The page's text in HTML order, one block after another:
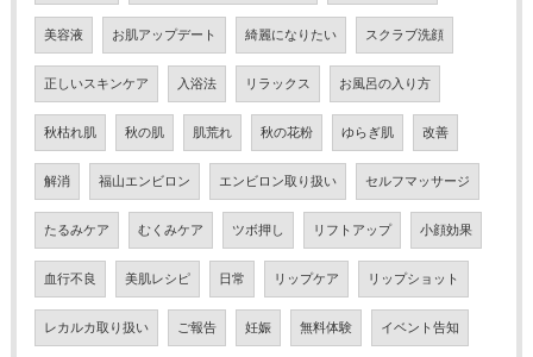
美容液 お肌アップデート 綺麗になりたい スクラブ洗顔
正しいスキンケア 入浴法 リラックス お風呂の入り方
秋枯れ肌 秋の肌 肌荒れ 秋の花粉 ゆらぎ肌 改善
解消 福山エンビロン エンビロン取り扱い セルフマッサージ
たるみケア むくみケア ツボ押し リフトアップ 小顔効果
血行不良 美肌レシピ 日常 リップケア リップショット
レカルカ取り扱い ご報告 妊娠 無料体験 イベント告知